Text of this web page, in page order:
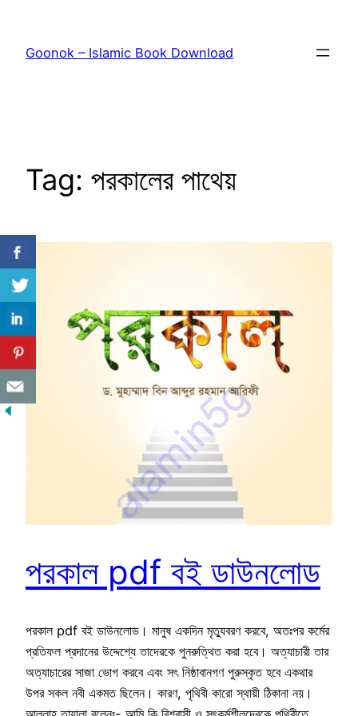
content
Goonok – Islamic Book Download
Tag: পরকালের পাথেয়
পরকাল pdf বই ডাউনলোড
পরকাল pdf বই ডাউনলোড। মানুষ একদিন মৃত্যুবরণ করবে, অতঃপর কর্মের
প্রতিফল প্রদানের উদ্দেশ্যে তাদেরকে পুনরুত্থিত করা হবে। অত্যাচারী তার
অত্যাচারের সাজা ভোগ করবে এবং সৎ নিষ্ঠাবানগণ পুরুস্কৃত হবে একথার
উপর সকল নবী একমত ছিলেন। কারণ, পৃথিবী কারো স্থায়ী ঠিকানা নয়।